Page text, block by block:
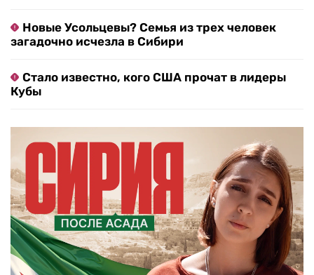
Новые Усольцевы? Семья из трех человек
загадочно исчезла в Сибири
Стало известно, кого США прочат в лидеры
Кубы